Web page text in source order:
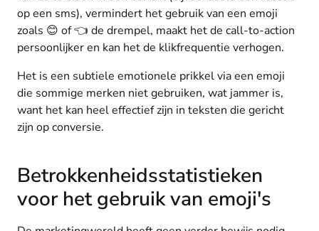
op een sms), vermindert het gebruik van een emoji
zoals 😊 of 👈 de drempel, maakt het de call-to-action
persoonlijker en kan het de klikfrequentie verhogen.
Het is een subtiele emotionele prikkel via een emoji
die sommige merken niet gebruiken, wat jammer is,
want het kan heel effectief zijn in teksten die gericht
zijn op conversie.
Betrokkenheidsstatistieken
voor het gebruik van emoji's